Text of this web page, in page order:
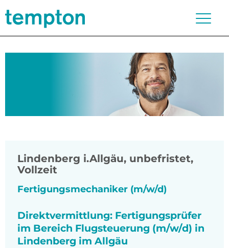
Lindenberg i.Allgäu, unbefristet,
Vollzeit
Fertigungsmechaniker (m/w/d)
Direktvermittlung: Fertigungsprüfer
im Bereich Flugsteuerung (m/w/d) in
Lindenberg im Allgäu